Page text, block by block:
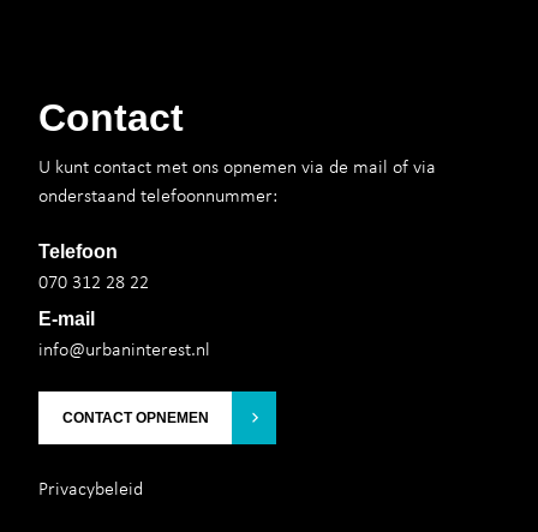
Contact
U kunt contact met ons opnemen via de mail of via
onderstaand telefoonnummer:
Telefoon
070 312 28 22
E-mail
info@urbaninterest.nl
CONTACT OPNEMEN
Privacybeleid